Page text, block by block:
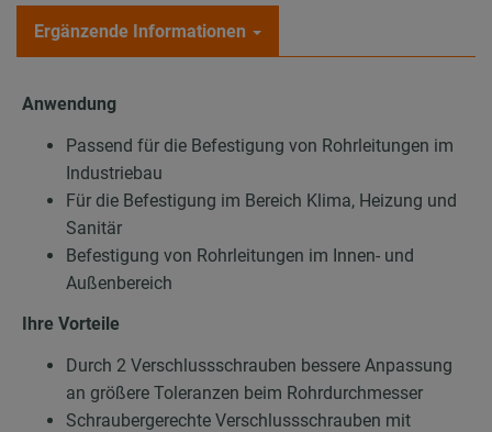
Ergänzende Informationen
Anwendung
Passend für die Befestigung von Rohrleitungen im
Industriebau
Für die Befestigung im Bereich Klima, Heizung und
Sanitär
Befestigung von Rohrleitungen im Innen- und
Außenbereich
Ihre Vorteile
Durch 2 Verschlussschrauben bessere Anpassung
an größere Toleranzen beim Rohrdurchmesser
Schraubergerechte Verschlussschrauben mit